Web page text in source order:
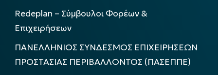
Redeplan – Σύμβουλοι Φορέων &
Επιχειρήσεων
ΠΑΝΕΛΛΗΝΙΟΣ ΣΥΝΔΕΣΜΟΣ ΕΠΙΧΕΙΡΗΣΕΩΝ
ΠΡΟΣΤΑΣΙΑΣ ΠΕΡΙΒΑΛΛΟΝΤΟΣ (ΠΑΣΕΠΠΕ)